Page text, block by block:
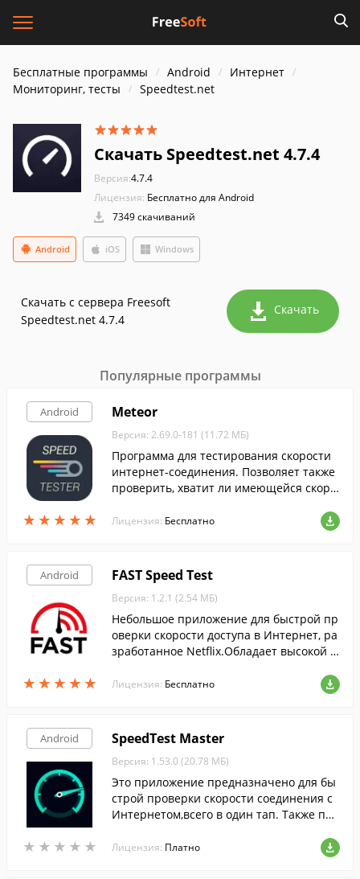
Бесплатные программы Android
Интернет
Мониторинг, тесты
Speedtest.net
Скачать Speedtest.net 4.7.4
Версия:4.7.4
Лицензия: Бесплатно для Android
7349 скачиваний
iOS
Android Windows
Скачать с сервера Freesoft
Speedtest.net 4.7.4
Скачать
Популярные программы
Android
★ ★ ★ ★ ★
★ ★ ★ ★ ★
Meteor
Версия: 2.69.0-181 (11.72 МБ)
Программа для тестирования скорости
интернет-соединения. Позволяет также
проверить, хватит ли имеющейся скоро
бранных мобильных приложений.
Лицензия: Бесплатно
Android
★ ★ ★ ★ ★
★ ★ ★ ★ ★
FAST Speed Test
Версия: 1.2.1 (2.54 МБ)
Небольшое приложение для быстрой пр
оверки скорости доступа в Интернет, ра
зработанное Netflix.Обладает высокой с
интерфейсом.
Лицензия: Бесплатно
Android
★ ★ ★ ★ ★
★ ★ ★ ★ ★
SpeedTest Master
Версия: 1.53.0 (20.78 МБ)
Это приложение предназначено для бы
строй проверки скорости соединения с
Интернетом,всего в один тап. Также пре
ности сети и ряд прочих функций.
Лицензия: Платно